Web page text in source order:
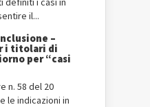
il...
–
i titolari di
per “casi
n. 58 del 20
le indicazioni in